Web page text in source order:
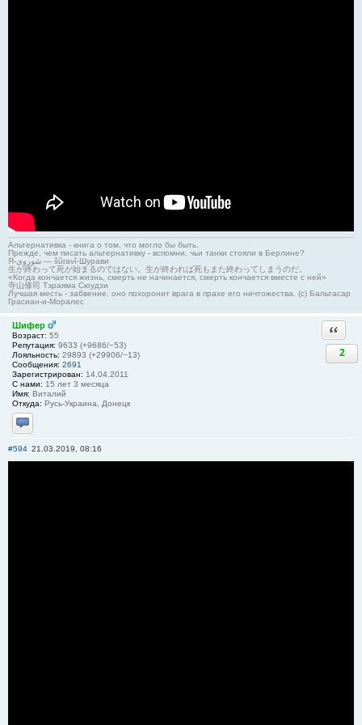
Альтернативка - книга о том, что могло бы быть.
Прежде, чем писать альтернативку - вспомни, чьи танки стояли в Берлине?
Я-شوروی — šûravî-Шурави
生が終わって死が始まるのではない。生が終われば死もまた終わってしまうのだ。
«Когда кончается жизнь, смерть не начинается, смерть кончается вместе с ней»
寺山修司 Тэраяма Сюудзи
Лучшая месть - забвение, оно похоронит врага в прахе его ничтожества. (с) Бальтасар
Грасиан-и-Моралес
Шифер
Возраст: 55
Репутация: 9633 (+9686/−53)
Лояльность: 29893 (+29906/−13)
Сообщения: 2691
Зарегистрирован: 14.04.2011
С нами: 15 лет 3 месяца
Имя: Виталий
Откуда: Русь-Украина, Донецк
Отправить личное сообщение
2
#594 21.03.2019, 08:16